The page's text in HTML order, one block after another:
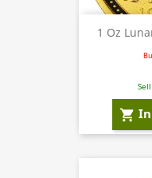
1 Oz
Sell
shopping_cart